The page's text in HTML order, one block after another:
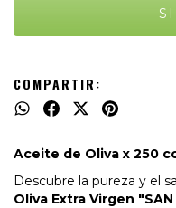
COMPARTIR:
Aceite de Oliva x 250
Descubre la pureza y el
Oliva Extra Virgen "SAN